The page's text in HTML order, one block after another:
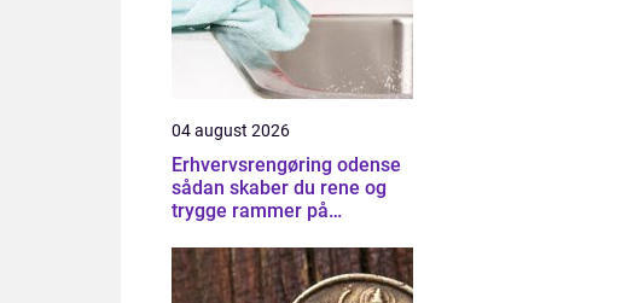
04 august 2026
Erhvervsrengøring odense
sådan skaber du rene og
trygge rammer på